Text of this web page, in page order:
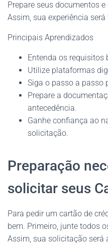
Prepare seus documentos
Assim, sua experiência
Principais Aprendizados
Entenda os requisitos
Utilize plataformas
Siga o passo a passo
Prepare a
antecedência.
Ganhe confiança ao
solicitação.
Preparação
solicitar seus
Para pedir um cartão de
bem. Primeiro, junte todos
Assim, sua solicitação será